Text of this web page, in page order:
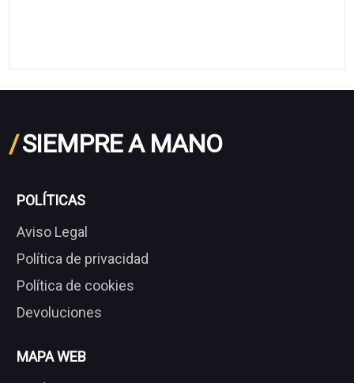
/SIEMPRE A MANO
POLÍTICAS
Aviso Legal
Política de privacidad
Política de cookies
Devoluciones
MAPA WEB